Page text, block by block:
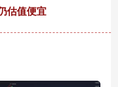
估值便宜